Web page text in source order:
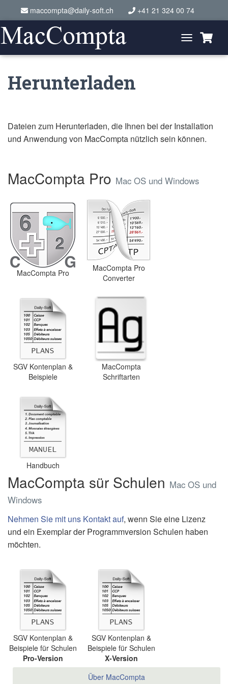
maccompta@daily-soft.ch +41 21 324 00 74
o
i
g
a
Herunterladen
Dateien zum Herunterladen, die Ihnen bei der Installation
und Anwendung von MacCompta nützlich sein können.
MacCompta Pro Mac OS und Windows
MacCompta Pro
MacCompta Pro
Converter
SGV Kontenplan &
Beispiele
MacCompta
Schriftarten
Handbuch
MacCompta sür Schulen Mac OS und
Windows
Nehmen Sie mit uns Kontakt auf, wenn Sie eine Lizenz
und ein Exemplar der Programmversion Schulen haben
möchten.
SGV Kontenplan &
Beispiele für Schulen
Pro-Version
SGV Kontenplan &
Beispiele für Schulen
X-Version
Über MacCompta